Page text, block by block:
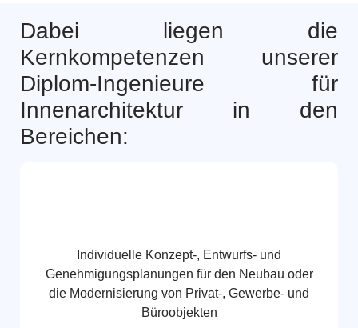
Dabei liegen die
Kernkompetenzen unserer
Diplom-Ingenieure für
Innenarchitektur in den
Bereichen:
Individuelle Konzept-, Entwurfs- und
Genehmigungsplanungen für den Neubau oder
die Modernisierung von Privat-, Gewerbe- und
Büroobjekten